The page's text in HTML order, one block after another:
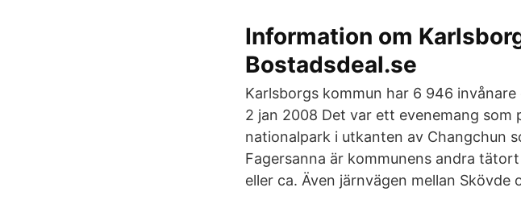
Information om
Bostadsdeal.se
Karlsborgs kommun har 6 946
2 jan 2008 Det var ett evenemang som
nationalpark i utkanten av Changchun
Fagersanna är kommunens andra
eller ca. Även järnvägen mellan Skövde